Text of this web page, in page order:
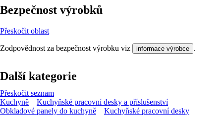
Bezpečnost výrobků
Přeskočit oblast
Zodpovědnost za bezpečnost výrobku viz informace výrobce .
Další kategorie
Přeskočit seznam
Kuchyně
Kuchyňské pracovní desky a příslušenství
Obkladové panely do kuchyně
Kuchyňské pracovní desky